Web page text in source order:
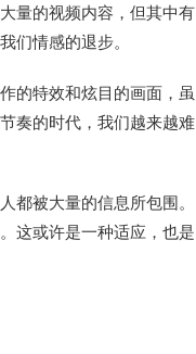
量的视频内容，但其中有
们情感的退步。
的特效和炫目的画面，虽
奏的时代，我们越来越难
都被大量的信息所包围。
这或许是一种适应，也是